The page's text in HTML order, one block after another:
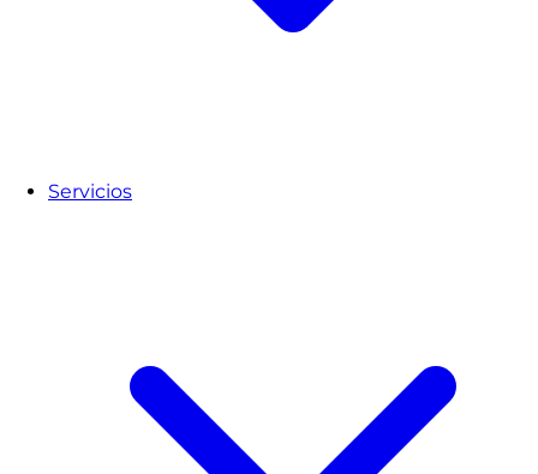
Servicios